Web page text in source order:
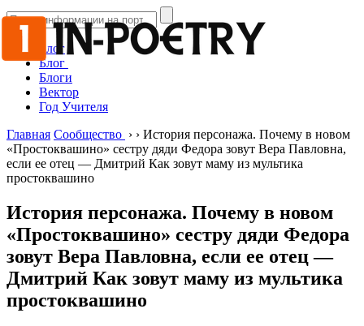
Блог
Блог
Блоги
Вектор
Год Учителя
Главная Сообщество › › История персонажа. Почему в новом
«Простоквашино» сестру дяди Федора зовут Вера Павловна,
если ее отец — Дмитрий Как зовут маму из мультика
простоквашино
История персонажа. Почему в новом
«Простоквашино» сестру дяди Федора
зовут Вера Павловна, если ее отец —
Дмитрий Как зовут маму из мультика
простоквашино